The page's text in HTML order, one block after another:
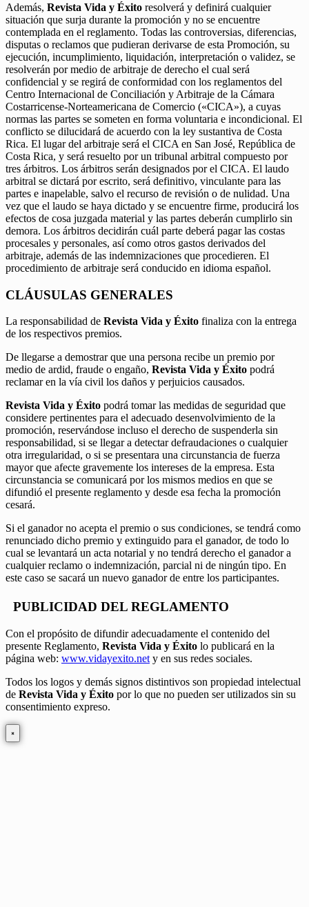
Además, Revista Vida y Éxito resolverá y definirá cualquier
situación que surja durante la promoción y no se encuentre
contemplada en el reglamento. Todas las controversias, diferencias,
disputas o reclamos que pudieran derivarse de esta Promoción, su
ejecución, incumplimiento, liquidación, interpretación o validez, se
resolverán por medio de arbitraje de derecho el cual será
confidencial y se regirá de conformidad con los reglamentos del
Centro Internacional de Conciliación y Arbitraje de la Cámara
Costarricense-Norteamericana de Comercio («CICA»), a cuyas
normas las partes se someten en forma voluntaria e incondicional. El
conflicto se dilucidará de acuerdo con la ley sustantiva de Costa
Rica. El lugar del arbitraje será el CICA en San José, República de
Costa Rica, y será resuelto por un tribunal arbitral compuesto por
tres árbitros. Los árbitros serán designados por el CICA. El laudo
arbitral se dictará por escrito, será definitivo, vinculante para las
partes e inapelable, salvo el recurso de revisión o de nulidad. Una
vez que el laudo se haya dictado y se encuentre firme, producirá los
efectos de cosa juzgada material y las partes deberán cumplirlo sin
demora. Los árbitros decidirán cuál parte deberá pagar las costas
procesales y personales, así como otros gastos derivados del
arbitraje, además de las indemnizaciones que procedieren. El
procedimiento de arbitraje será conducido en idioma español.
CLÁUSULAS GENERALES
La responsabilidad de Revista Vida y Éxito finaliza con la entrega
de los respectivos premios.
De llegarse a demostrar que una persona recibe un premio por
medio de ardid, fraude o engaño, Revista Vida y Éxito podrá
reclamar en la vía civil los daños y perjuicios causados.
Revista Vida y Éxito podrá tomar las medidas de seguridad que
considere pertinentes para el adecuado desenvolvimiento de la
promoción, reservándose incluso el derecho de suspenderla sin
responsabilidad, si se llegar a detectar defraudaciones o cualquier
otra irregularidad, o si se presentara una circunstancia de fuerza
mayor que afecte gravemente los intereses de la empresa. Esta
circunstancia se comunicará por los mismos medios en que se
difundió el presente reglamento y desde esa fecha la promoción
cesará.
Si el ganador no acepta el premio o sus condiciones, se tendrá como
renunciado dicho premio y extinguido para el ganador, de todo lo
cual se levantará un acta notarial y no tendrá derecho el ganador a
cualquier reclamo o indemnización, parcial ni de ningún tipo. En
este caso se sacará un nuevo ganador de entre los participantes.
PUBLICIDAD DEL REGLAMENTO
Con el propósito de difundir adecuadamente el contenido del
presente Reglamento, Revista Vida y Éxito lo publicará en la
página web: www.vidayexito.net y en sus redes sociales.
Todos los logos y demás signos distintivos son propiedad intelectual
de Revista Vida y Éxito por lo que no pueden ser utilizados sin su
consentimiento expreso.
×